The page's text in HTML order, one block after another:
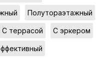
Полутораэтажный
С террасой С эркером